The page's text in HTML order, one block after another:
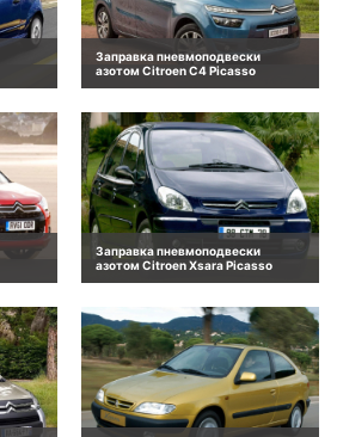
Заправка пневмоподвески
азотом Citroen C4 Picasso
Заправка пневмоподвески
азотом Citroen Xsara Picasso